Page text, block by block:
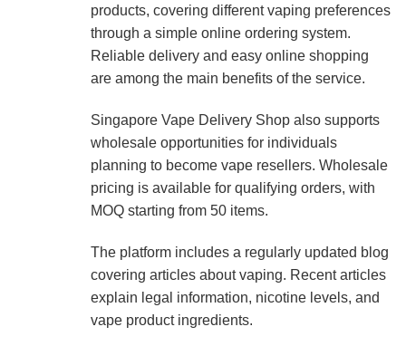
products, covering different vaping preferences
through a simple online ordering system.
Reliable delivery and easy online shopping
are among the main benefits of the service.
Singapore Vape Delivery Shop also supports
wholesale opportunities for individuals
planning to become vape resellers. Wholesale
pricing is available for qualifying orders, with
MOQ starting from 50 items.
The platform includes a regularly updated blog
covering articles about vaping. Recent articles
explain legal information, nicotine levels, and
vape product ingredients.